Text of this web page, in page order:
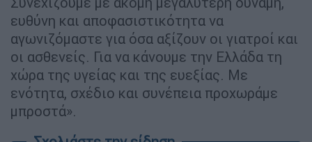
ευθύνη και αποφασιστικότητα να
αγωνιζόμαστε για όσα αξίζουν οι γιατροί και
οι ασθενείς. Για να κάνουμε την Ελλάδα τη
χώρα της υγείας και της ευεξίας. Με
ενότητα, σχέδιο και συνέπεια προχωράμε
μπροστά».